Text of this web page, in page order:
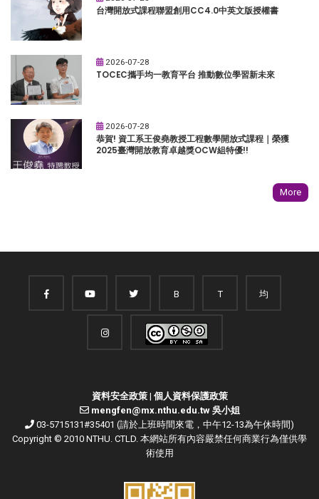
台灣開放式課程聯盟創用CC4.0中英文版授權書
2026-07-28
TOCEC攜手均一教育平台 推動數位學習新未來
2026-07-28
恭賀! 資工系王俊堯教授工程數學開放式課程｜榮獲
2025臺灣開放教育卓越獎OCW組特優!!
More
B T 均
資料安全政策| 個人資料保護政策
mengfen@mx.nthu.edu.tw 吳小姐
03-5715131#35401 (請於上班時間來電，中午12-13為午休時間)
Copyright © 2010 NTHU. CTLD. 本網站所有內容嚴禁任何商業行為僅供學
術使用